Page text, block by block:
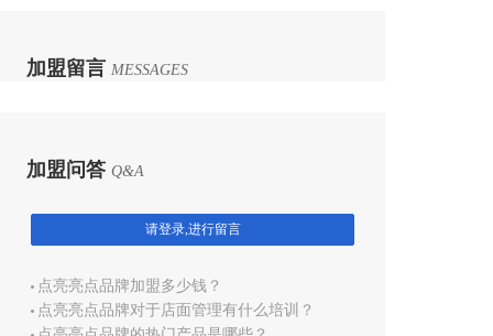
加盟留言 MESSAGES
加盟问答 Q&A
请登录,进行留言
点亮亮点品牌加盟多少钱？
点亮亮点品牌对于店面管理有什么培训？